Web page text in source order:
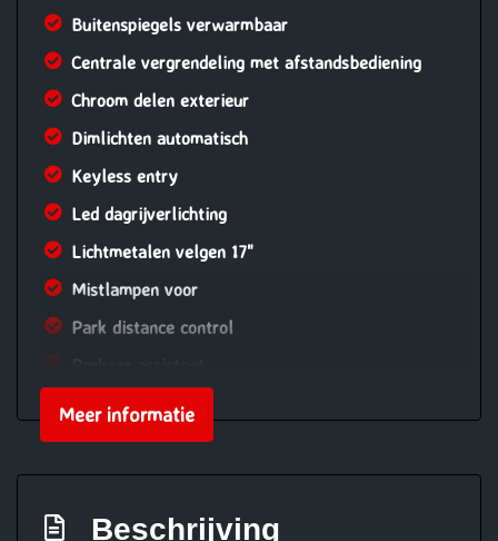
Buitenspiegels verwarmbaar
Centrale vergrendeling met afstandsbediening
Chroom delen exterieur
Dimlichten automatisch
Keyless entry
Led dagrijverlichting
Lichtmetalen velgen 17"
Mistlampen voor
Park distance control
Parkeersensor voor en achter
Parkeersensoren
Ruitensproeiers/wisserbladen verwarmbaar
Sportvelgen
Meer informatie
Beschrijving